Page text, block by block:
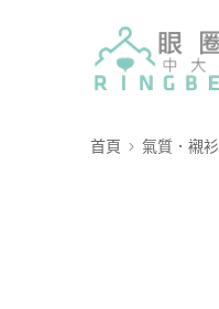
首頁 氣質．襯衫